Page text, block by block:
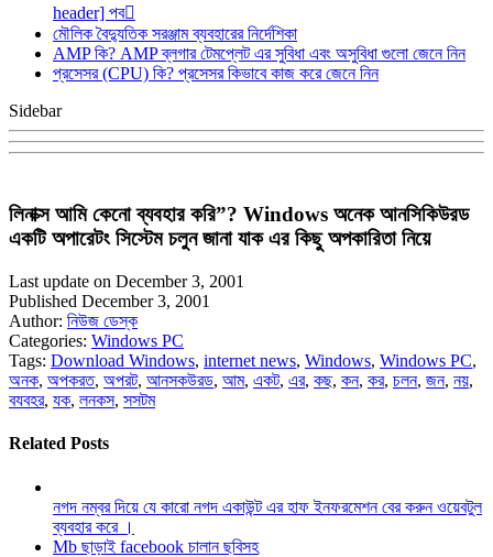
header] পব
মৌলিক বৈদ্যুতিক সরঞ্জাম ব্যবহারের নির্দেশিকা
AMP কি? AMP ব্লগার টেমপ্লেট এর সুবিধা এবং অসুবিধা গুলো জেনে নিন
প্রসেসর (CPU) কি? প্রসেসর কিভাবে কাজ করে জেনে নিন
Sidebar
লিনাক্স আমি কেনো ব্যবহার করি”? Windows অনেক আনসিকিউরড
একটি অপারেটং সিস্টেম চলুন জানা যাক এর কিছু অপকারিতা নিয়ে
Last update on December 3, 2001
Published December 3, 2001
Author: নিউজ ডেস্ক
Categories: Windows PC
Tags: Download Windows, internet news, Windows, Windows PC,
অনক, অপকরত, অপরট, আনসকউরড, আম, একট, এর, কছ, কন, কর, চলন, জন, নয়,
বযবহর, যক, লনকস, সসটম
Related Posts
নগদ নম্বর দিয়ে যে কারো নগদ একাউন্ট এর হাফ ইনফরমেশন বের করুন ওয়েবটুল
ব্যবহার করে ।
Mb ছাড়াই facebook চালান ছবিসহ